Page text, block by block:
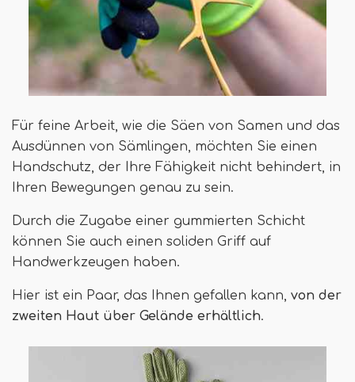
Für feine Arbeit, wie die Säen von Samen und das
Ausdünnen von Sämlingen, möchten Sie einen
Handschutz, der Ihre Fähigkeit nicht behindert, in
Ihren Bewegungen genau zu sein.
Durch die Zugabe einer gummierten Schicht
können Sie auch einen soliden Griff auf
Handwerkzeugen haben.
Hier ist ein Paar, das Ihnen gefallen kann, von der
zweiten Haut über Gelände erhältlich.